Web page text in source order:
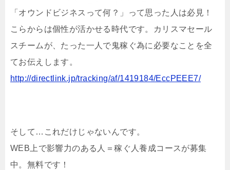
「オウンドビジネスって何？」って思った人は必見！
こらからは個性が活かせる時代です。カリスマセール
スチームが、たった一人で鬼稼ぐ為に必要なことを全
てお伝えします。
http://directlink.jp/tracking/af/1419184/EccPEEE7/
そして…これだけじゃないんです。
WEB上で影響力のある人＝稼ぐ人養成コースが募集
中。無料です！